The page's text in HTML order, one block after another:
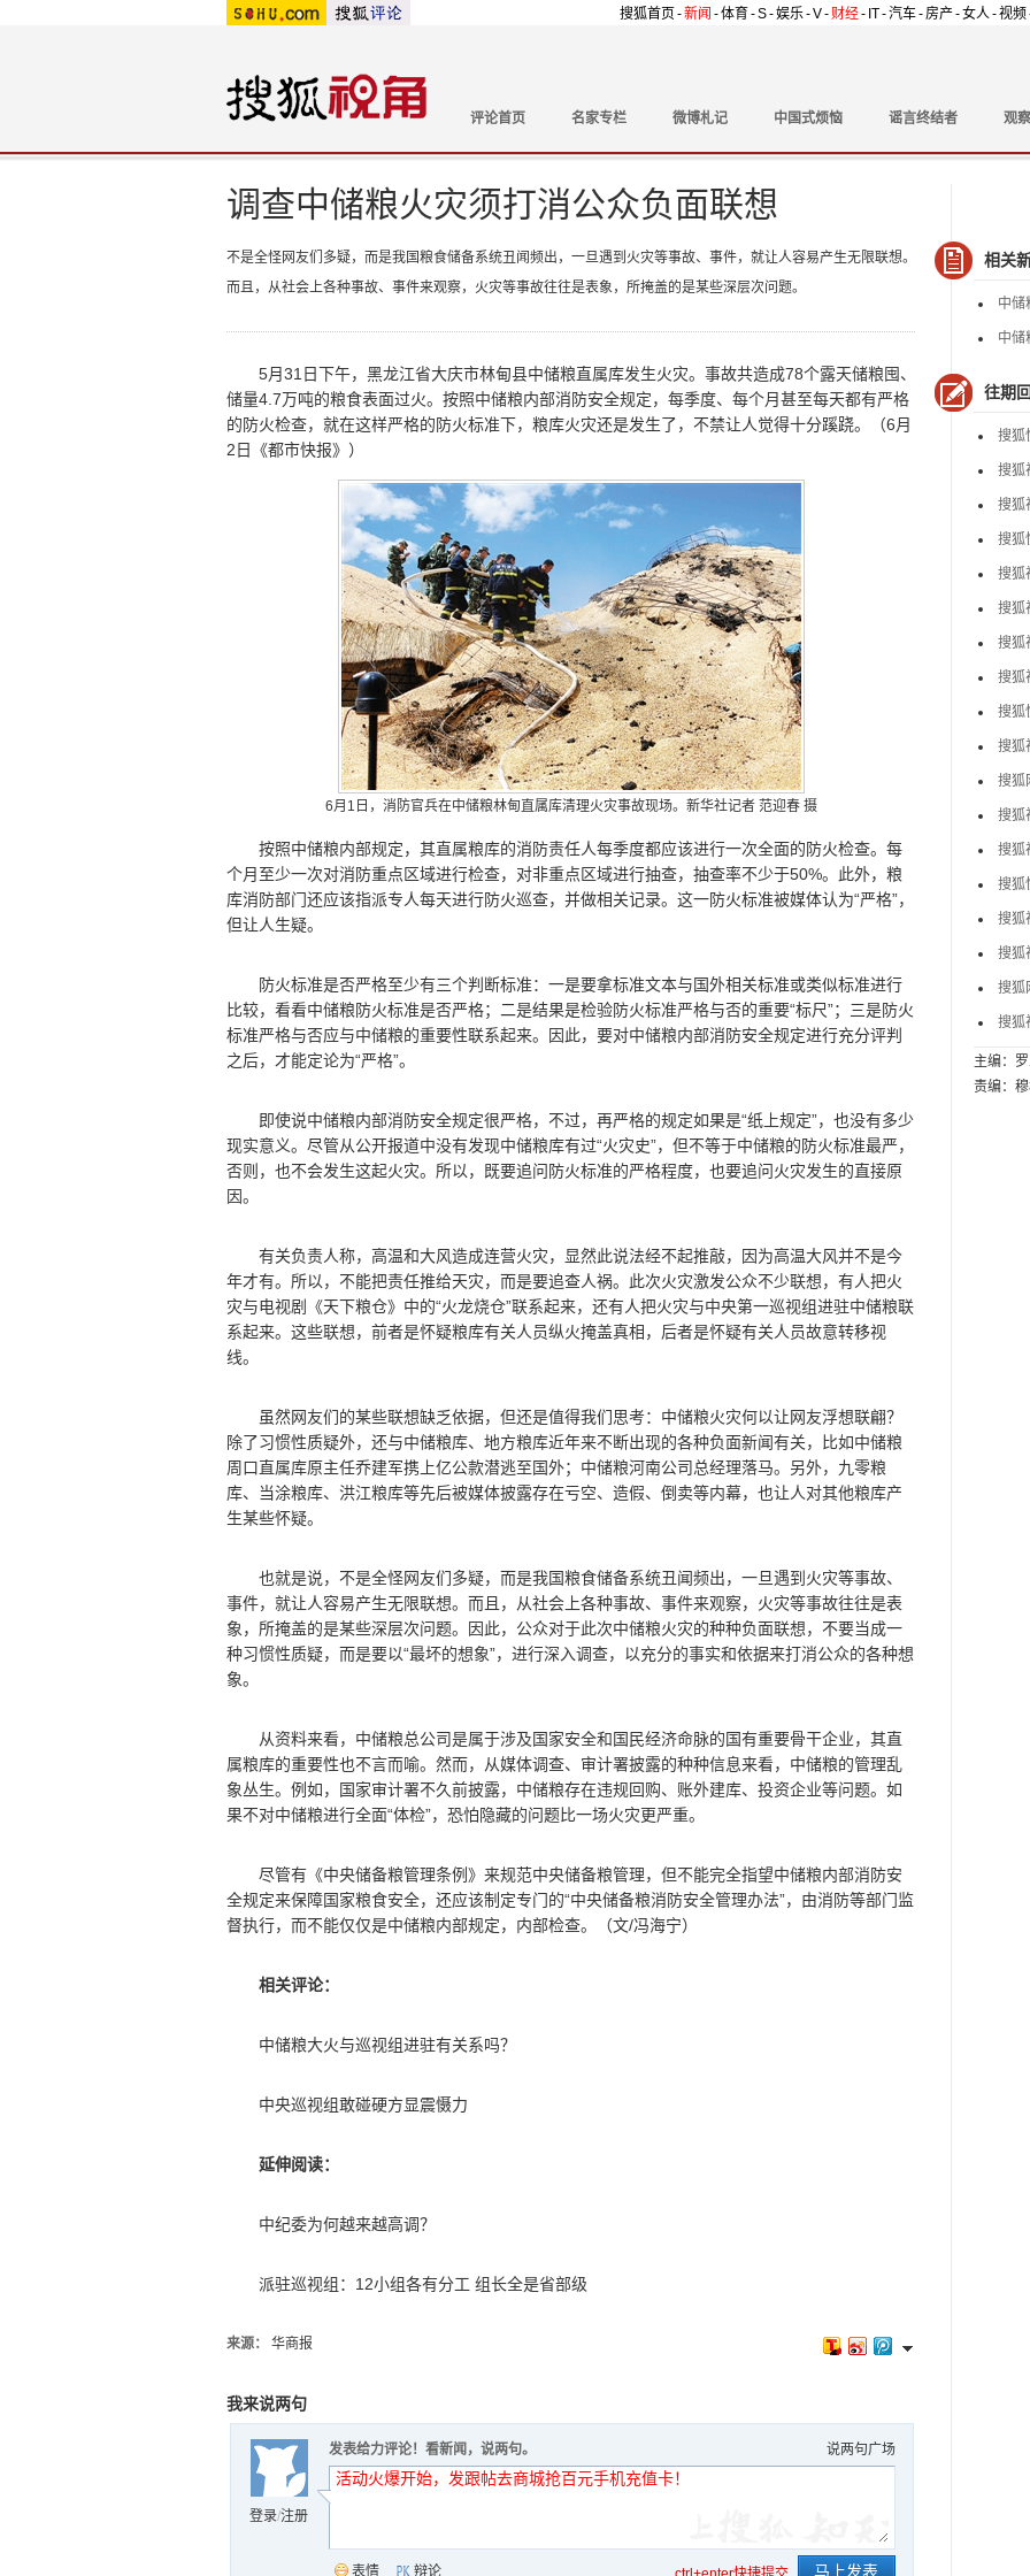
搜狐首页 -新闻 -体育 -S-娱乐-V- 财经- IT-汽车-房产-女人-视频
评论首页 名家专栏 微博札记 中国式烦恼 谣言终结者 观
调查中储粮火灾须打消公众负面联想
不是全怪网友们多疑，而是我国粮食储备系统丑闻频出，一旦遇到火灾等事故、事件，就让人容易产生无限联想。
而且，从社会上各种事故、事件来观察，火灾等事故往往是表象，所掩盖的是某些深层次问题。
5月31日下午，黑龙江省大庆市林甸县中储粮直属库发生火灾。事故共造成78个露天储粮囤、
储量4.7万吨的粮食表面过火。按照中储粮内部消防安全规定，每季度、每个月甚至每天都有严格
的防火检查，就在这样严格的防火标准下，粮库火灾还是发生了，不禁让人觉得十分蹊跷。（6月
2日《都市快报》）
6月1日，消防官兵在中储粮林甸直属库清理火灾事故现场。新华社记者 范迎春 摄
按照中储粮内部规定，其直属粮库的消防责任人每季度都应该进行一次全面的防火检查。每
个月至少一次对消防重点区域进行检查，对非重点区域进行抽查，抽查率不少于50%。此外，粮
库消防部门还应该指派专人每天进行防火巡查，并做相关记录。这一防火标准被媒体认为“严格”，
但让人生疑。
防火标准是否严格至少有三个判断标准：一是要拿标准文本与国外相关标准或类似标准进行
比较，看看中储粮防火标准是否严格；二是结果是检验防火标准严格与否的重要“标尺”；三是防火
标准严格与否应与中储粮的重要性联系起来。因此，要对中储粮内部消防安全规定进行充分评判
之后，才能定论为“严格”。
即使说中储粮内部消防安全规定很严格，不过，再严格的规定如果是“纸上规定”，也没有多少
现实意义。尽管从公开报道中没有发现中储粮库有过“火灾史”，但不等于中储粮的防火标准最严，
否则，也不会发生这起火灾。所以，既要追问防火标准的严格程度，也要追问火灾发生的直接原
因。
有关负责人称，高温和大风造成连营火灾，显然此说法经不起推敲，因为高温大风并不是今
年才有。所以，不能把责任推给天灾，而是要追查人祸。此次火灾激发公众不少联想，有人把火
灾与电视剧《天下粮仓》中的“火龙烧仓”联系起来，还有人把火灾与中央第一巡视组进驻中储粮联
系起来。这些联想，前者是怀疑粮库有关人员纵火掩盖真相，后者是怀疑有关人员故意转移视
线。
虽然网友们的某些联想缺乏依据，但还是值得我们思考：中储粮火灾何以让网友浮想联翩？
除了习惯性质疑外，还与中储粮库、地方粮库近年来不断出现的各种负面新闻有关，比如中储粮
周口直属库原主任乔建军携上亿公款潜逃至国外；中储粮河南公司总经理落马。另外，九零粮
库、当涂粮库、洪江粮库等先后被媒体披露存在亏空、造假、倒卖等内幕，也让人对其他粮库产
生某些怀疑。
也就是说，不是全怪网友们多疑，而是我国粮食储备系统丑闻频出，一旦遇到火灾等事故、
事件，就让人容易产生无限联想。而且，从社会上各种事故、事件来观察，火灾等事故往往是表
象，所掩盖的是某些深层次问题。因此，公众对于此次中储粮火灾的种种负面联想，不要当成一
种习惯性质疑，而是要以“最坏的想象”，进行深入调查，以充分的事实和依据来打消公众的各种想
象。
从资料来看，中储粮总公司是属于涉及国家安全和国民经济命脉的国有重要骨干企业，其直
属粮库的重要性也不言而喻。然而，从媒体调查、审计署披露的种种信息来看，中储粮的管理乱
象丛生。例如，国家审计署不久前披露，中储粮存在违规回购、账外建库、投资企业等问题。如
果不对中储粮进行全面“体检”，恐怕隐藏的问题比一场火灾更严重。
尽管有《中央储备粮管理条例》来规范中央储备粮管理，但不能完全指望中储粮内部消防安
全规定来保障国家粮食安全，还应该制定专门的“中央储备粮消防安全管理办法”，由消防等部门监
督执行，而不能仅仅是中储粮内部规定，内部检查。（文/冯海宁）
相关评论：
中储粮大火与巡视组进驻有关系吗？
中央巡视组敢碰硬方显震慑力
延伸阅读：
中纪委为何越来越高调？
派驻巡视组：12小组各有分工 组长全是省部级
来源： 华商报
我来说两句
登录/注册
发表给力评论！看新闻，说两句。 说两句广场
表情 辩论
相关
中储
中储
往期
搜狐
搜狐
搜狐
搜狐
搜狐
搜狐
搜狐
搜狐
搜狐
搜狐
搜狐
搜狐
搜狐
搜狐
搜狐
搜狐
搜狐
搜狐
主编：
责编：